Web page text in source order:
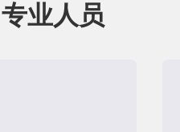
专业人员